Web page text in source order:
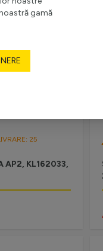
gamă
25
AP2, KL162033,